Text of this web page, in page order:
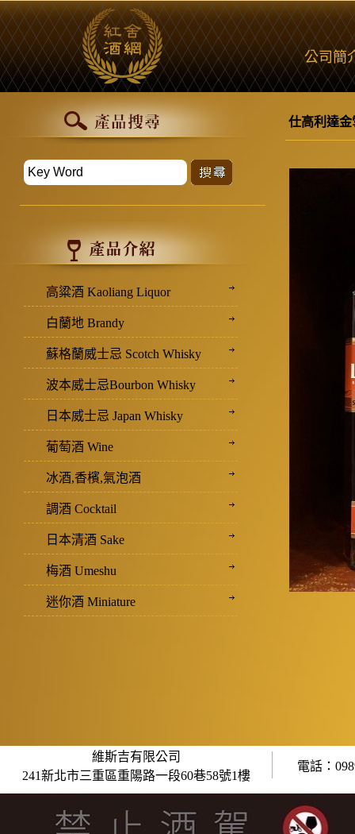
公司簡
高粱酒 Kaoliang Liquor
白蘭地 Brandy
蘇格蘭威士忌 Scotch Whisky
波本威士忌Bourbon Whisky
日本威士忌 Japan Whisky
葡萄酒 Wine
冰酒,香檳,氣泡酒
調酒 Cocktail
日本清酒 Sake
梅酒 Umeshu
迷你酒 Miniature
仕高利達金
維斯吉有限公司
241新北市三重區重陽路一段60巷58號1樓
電話：